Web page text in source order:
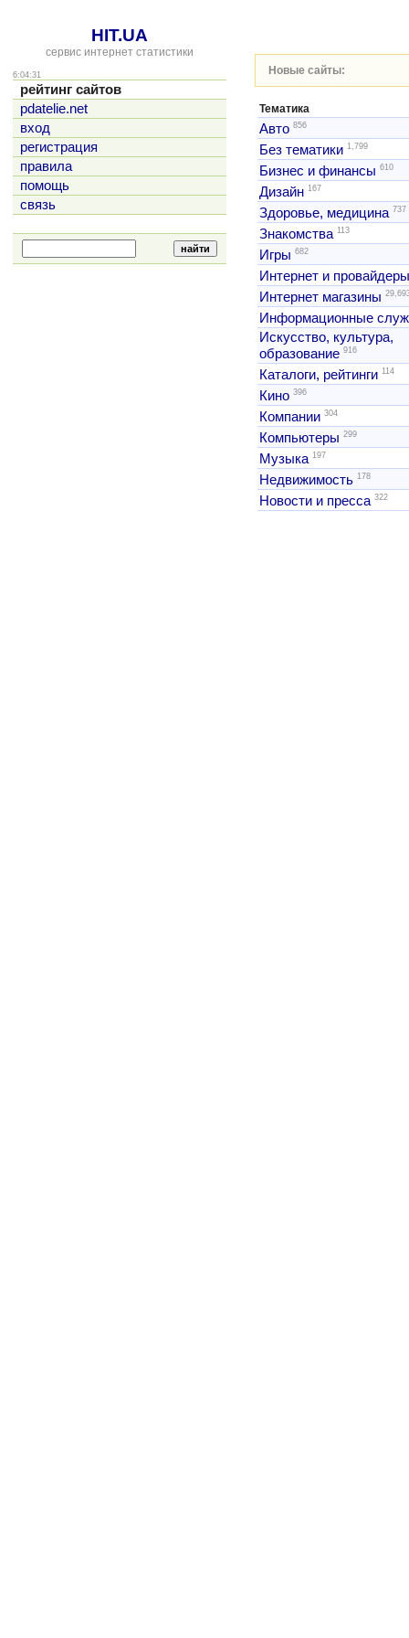
HIT.UA
сервис интернет статистики
6:04:31
рейтинг сайтов
pdatelie.net
вход
регистрация
правила
помощь
связь
Новые сайты:
Тематика
Авто 856
Без тематики 1,799
Бизнес и финансы 610
Дизайн 167
Здоровье, медицина 737
Знакомства 113
Игры 682
Интернет и провайдеры
Интернет магазины
Информационные
Искусство, культура,
образование 916
Каталоги, рейтинги 114
Кино 396
Компании 304
Компьютеры 299
Музыка 197
Недвижимость 178
Новости и пресса 322